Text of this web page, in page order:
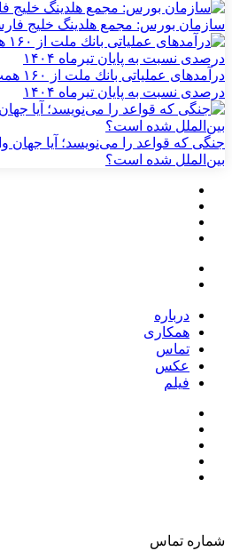
سازمان بورس: مجمع هلدینگ خلیج
درصدی نسبت به پایان تیرماه ۱۴۰۴
جنگی که قواعد را می‌نویسد؛ آیا جهان
بین‌الملل شده است؟
درباره
همکاری
تماس
عکس
فیلم
شماره تماس